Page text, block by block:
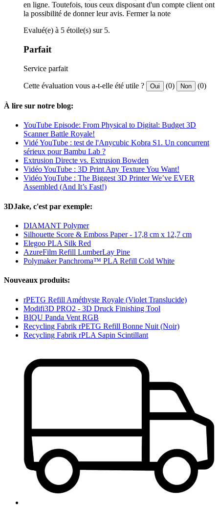
en ligne. Toutefois, tous ceux disposant d'un compte client ont
la possibilité de donner leur avis. Fermer la note
Evalué(e) à 5 étoile(s) sur 5.
Parfait
Service parfait
Cette évaluation vous a-t-elle été utile ? Oui (0) Non (0)
À lire sur notre blog:
YouTube Episode: From Physical to Digital: Budget 3D
Scanner Battle Royale!
Vidé YouTube : test de l'Anycubic Kobra S1. Un concurrent
sérieux pour Bambu Lab ?
Extrusion Directe vs. Extrusion Bowden
Vidéo YouTube : 3D Print Any Texture You Want!
Vidéo YouTube : The Biggest 3D Printer We’ve EVER
Assembled (And It’s Fast!)
3DJake, c'est par exemple:
DIAMANT Polymer
Silhouette Score & Emboss Paper - 17,8 cm x 12,7 cm
Elegoo PLA Silk Red
AzureFilm Refill LumberLay Pine
Polymaker Panchroma™ PLA Refill Cold White
Nouveaux produits:
rPETG Refill Améthyste Royale (Violet Translucide)
Modifi3D PRO2 - 3D Druck Finishing Tool
BIQU Panda Vent RGB
Recycling Fabrik rPETG Refill Bonne Nuit (Noir)
Recycling Fabrik rPLA Sapin Scintillant